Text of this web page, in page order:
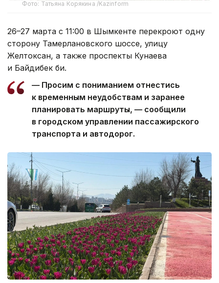
Фото: Татьяна Корякина /Kazinform
26–27 марта с 11:00 в Шымкенте перекроют одну
сторону Тамерлановского шоссе, улицу
Желтоксан, а также проспекты Кунаева
и Байдибек би.
— Просим с пониманием отнестись
к временным неудобствам и заранее
планировать маршруты, — сообщили
в городском управлении пассажирского
транспорта и автодорог.